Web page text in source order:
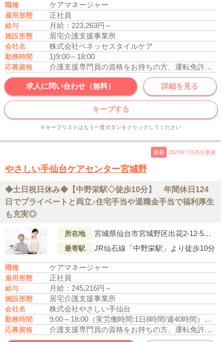
職種 ケアマネージャー
雇用形態 正社員
給与 月給：223,263円～
施設形態 居宅介護支援事業所
会社名 株式会社ベネッセスタイルケア
勤務時間 1)9:00～18:00
応募資格 介護支援専門員の資格をお持ちの方、運転免許あれば尚可
求人に問い合わせ（無料） 詳細を見る
キープする
※キープリストはもう一度ボタンをクリックしてください
新着 2020年7月25日更新
やさしい手仙台ケアセンター宮城野
◆土日祝日休み◆【中野栄駅◇徒歩10分】 年間休日124
日でプライベートと両立♪住宅手当や退職金手当で福利厚生
も充実◎
所在地 宮城県仙台市宮城野区出花2-12-5 サンハイツビル102号
最寄駅 JR仙石線「中野栄駅」より徒歩10分
職種 ケアマネージャー
雇用形態 正社員
給与 月給：245,216円～
施設形態 居宅介護支援事業所
会社名 株式会社やさしい手仙台
勤務時間 9:00～18:00 （実労働時間:1日8時間/週40時間） 月
応募資格 介護支援専門員の資格をお持ちの方、運転免許あれば尚可